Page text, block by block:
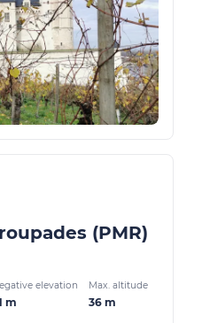
(PMR)
elevation
m
Max. altitude
36 m